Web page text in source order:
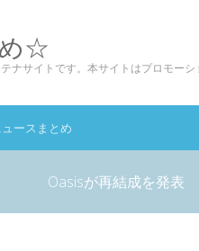
☆
ナサイトです。本サイトはプロモーシ
ースまとめ
Oasisが再結成を発表